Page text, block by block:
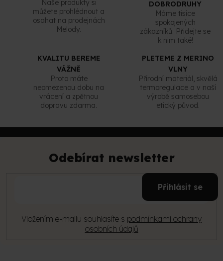
Naše produkty si
můžete prohlédnout a
osahat na prodejnách
Melody.
DOBRODRUHY
Máme tisíce
spokojených
zákazníků. Přidejte se
k nim také!
KVALITU BEREME
VÁŽNĚ
Proto máte
neomezenou dobu na
vrácení a zpětnou
dopravu zdarma.
PLETEME Z MERINO
VLNY
Přírodní materiál, skvělá
termoregulace a v naší
výrobě samosebou
etický původ.
Odebírat newsletter
Vložením e-mailu souhlasíte s podmínkami ochrany
osobních údajů
Přihlásit se